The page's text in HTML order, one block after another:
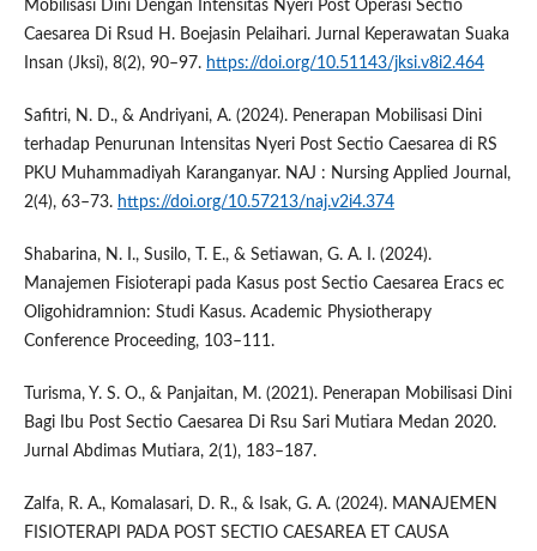
Mobilisasi Dini Dengan Intensitas Nyeri Post Operasi Sectio
Caesarea Di Rsud H. Boejasin Pelaihari. Jurnal Keperawatan Suaka
Insan (Jksi), 8(2), 90–97. https://doi.org/10.51143/jksi.v8i2.464
Safitri, N. D., & Andriyani, A. (2024). Penerapan Mobilisasi Dini
terhadap Penurunan Intensitas Nyeri Post Sectio Caesarea di RS
PKU Muhammadiyah Karanganyar. NAJ : Nursing Applied Journal,
2(4), 63–73. https://doi.org/10.57213/naj.v2i4.374
Shabarina, N. I., Susilo, T. E., & Setiawan, G. A. I. (2024).
Manajemen Fisioterapi pada Kasus post Sectio Caesarea Eracs ec
Oligohidramnion: Studi Kasus. Academic Physiotherapy
Conference Proceeding, 103–111.
Turisma, Y. S. O., & Panjaitan, M. (2021). Penerapan Mobilisasi Dini
Bagi Ibu Post Sectio Caesarea Di Rsu Sari Mutiara Medan 2020.
Jurnal Abdimas Mutiara, 2(1), 183–187.
Zalfa, R. A., Komalasari, D. R., & Isak, G. A. (2024). MANAJEMEN
FISIOTERAPI PADA POST SECTIO CAESAREA ET CAUSA